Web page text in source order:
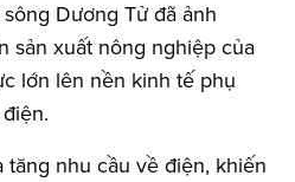
Dương Tử đã ảnh
sản xuất nông nghiệp của
lớn lên nền kinh tế phụ
nhu cầu về điện, khiến